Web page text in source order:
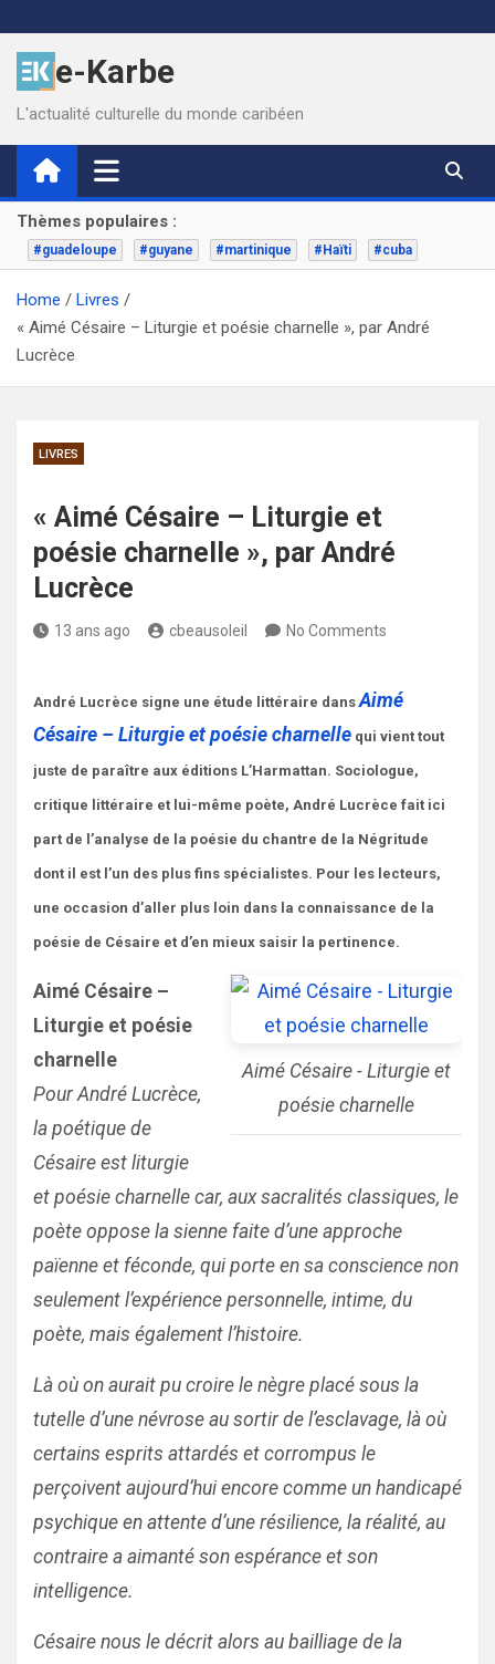
to
contente-Karbe
L'actualité culturelle du monde caribéen
Thèmes populaires :
#guadeloupe #guyane #martinique #Haïti #cuba
Home
Livres
« Aimé Césaire – Liturgie et poésie charnelle », par André
Lucrèce
LIVRES
« Aimé Césaire – Liturgie et
poésie charnelle », par André
Lucrèce
13 ans ago cbeausoleil No Comments
André Lucrèce signe une étude littéraire dansAimé
Césaire – Liturgie et poésie charnelle qui vient tout
juste de paraître aux éditions L’Harmattan. Sociologue,
critique littéraire et lui-même poète, André Lucrèce fait ici
part de l’analyse de la poésie du chantre de la Négritude
dont il est l’un des plus fins spécialistes. Pour les lecteurs,
une occasion d’aller plus loin dans la connaissance de la
poésie de Césaire et d’en mieux saisir la pertinence.
Aimé Césaire - Liturgie et
poésie charnelle
Aimé Césaire –
Liturgie et poésie
charnelle
Pour André Lucrèce,
la poétique de
Césaire est liturgie
et poésie charnelle car, aux sacralités classiques, le
poète oppose la sienne faite d’une approche
païenne et féconde, qui porte en sa conscience non
seulement l’expérience personnelle, intime, du
poète, mais également l’histoire.
Là où on aurait pu croire le nègre placé sous la
tutelle d’une névrose au sortir de l’esclavage, là où
certains esprits attardés et corrompus le
perçoivent aujourd’hui encore comme un handicapé
psychique en attente d’une résilience, la réalité, au
contraire a aimanté son espérance et son
intelligence.
Césaire nous le décrit alors au bailliage de la